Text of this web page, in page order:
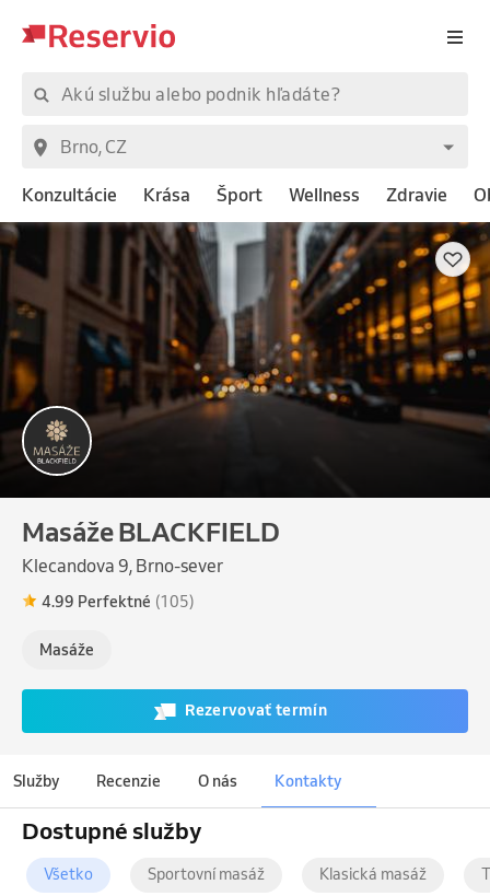
Konzultácie Krása Šport Wellness Zdravie
Masáže BLACKFIELD
Klecandova 9, Brno-sever
4.99 Perfektné (105)
Masáže
Rezervovať termín
Služby Recenzie O nás Kontakty
Dostupné služby
Všetko Sportovní masáž Klasická masáž